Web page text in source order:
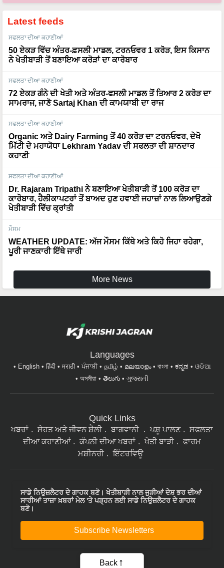
Latest feeds
ਸਫਲਤਾ ਦੀਆ ਕਹਾਣੀਆਂ
50 ਏਕੜ ਵਿੱਚ ਅੰਤਰ-ਫ਼ਸਲੀ ਮਾਡਲ, ਟਰਨਓਵਰ 1 ਕਰੋੜ, ਇਸ ਕਿਸਾਨ
ਨੇ ਖੇਤੀਬਾੜੀ ਤੋਂ ਬਣਾਇਆ ਕਰੋੜਾਂ ਦਾ ਕਾਰੋਬਾਰ
ਸਫਲਤਾ ਦੀਆ ਕਹਾਣੀਆਂ
72 ਏਕੜ ਗੰਨੇ ਦੀ ਖੇਤੀ ਅਤੇ ਅੰਤਰ-ਫਸਲੀ ਮਾਡਲ ਤੋਂ ਤਿਆਰ 2 ਕਰੋੜ ਦਾ
ਸਾਮਰਾਜ, ਜਾਣੋ Sartaj Khan ਦੀ ਕਾਮਯਾਬੀ ਦਾ ਰਾਜ
ਸਫਲਤਾ ਦੀਆ ਕਹਾਣੀਆਂ
Organic ਅਤੇ Dairy Farming ਤੋਂ 40 ਕਰੋੜ ਦਾ ਟਰਨਓਵਰ, ਦੇਖੋ
ਮਿੱਟੀ ਦੇ ਮਹਾਯੋਧਾ Lekhram Yadav ਦੀ ਸਫਲਤਾ ਦੀ ਸ਼ਾਨਦਾਰ
ਕਹਾਣੀ
ਸਫਲਤਾ ਦੀਆ ਕਹਾਣੀਆਂ
Dr. Rajaram Tripathi ਨੇ ਬਣਾਇਆ ਖੇਤੀਬਾੜੀ ਤੋਂ 100 ਕਰੋੜ ਦਾ
ਕਾਰੋਬਾਰ, ਹੈਲੀਕਾਪਟਰਾਂ ਤੋਂ ਬਾਅਦ ਹੁਣ ਹਵਾਈ ਜਹਾਜ਼ਾਂ ਨਾਲ ਲਿਆਉਣਗੇ
ਖੇਤੀਬਾੜੀ ਵਿੱਚ ਕ੍ਰਾਂਤੀ
ਮੌਸਮ
WEATHER UPDATE: ਅੱਜ ਮੌਸਮ ਕਿੱਥੇ ਅਤੇ ਕਿਹੋ ਜਿਹਾ ਰਹੇਗਾ,
ਪੂਰੀ ਜਾਣਕਾਰੀ ਇੱਥੇ ਜਾਰੀ
More News
Languages
English हिंदी मराठी ਪੰਜਾਬੀ தமிழ் മലയാളം বাংলা ಕನ್ನಡ
ଓଡିଆ
অসমীয়া
తెలుగు ગુજરાતી
Quick Links
ਖਬਰਾਂ ਸੇਹਤ ਅਤੇ ਜੀਵਨ ਸ਼ੈਲੀ ਬਾਗਵਾਨੀ ਪਸ਼ੂ ਪਾਲਣ
ਸਫਲਤਾ
ਦੀਆ ਕਹਾਣੀਆਂ
ਕੰਪਨੀ ਦੀਆ ਖਬਰਾਂ ਖੇਤੀ ਬਾੜੀ
ਫਾਰਮ
ਮਸ਼ੀਨਰੀ
ਇੰਟਰਵਿਊ
ਸਾਡੇ ਨਿਉਜ਼ਲੈਟਰ ਦੇ ਗਾਹਕ ਬਣੋ। ਖੇਤੀਬਾੜੀ ਨਾਲ ਜੁੜੀਆਂ ਦੇਸ਼ ਭਰ ਦੀਆਂ
ਸਾਰੀਆਂ ਤਾਜ਼ਾ ਖ਼ਬਰਾਂ ਮੇਲ 'ਤੇ ਪੜ੍ਹਨ ਲਈ ਸਾਡੇ ਨਿਉਜ਼ਲੈਟਰ ਦੇ ਗਾਹਕ
ਬਣੋ।
Subscribe Newsletters
Back